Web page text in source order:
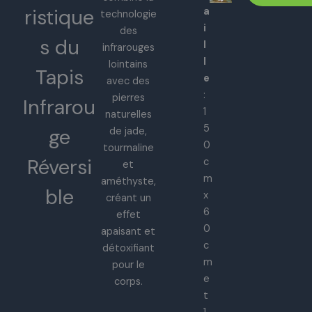
ristique
s du
Tapis
Infrarou
ge
Réversi
ble
technologie
des
infrarouges
lointains
avec des
pierres
naturelles
de jade,
tourmaline
et
améthyste,
créant un
effet
apaisant et
détoxifiant
pour le
corps.
a
i
l
l
e
:
1
5
0
c
m
x
6
0
c
m
e
t